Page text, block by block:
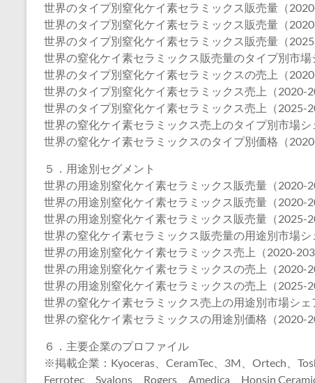
世界のタイプ別窒化ケイ素セラミックス販売量（
世界のタイプ別窒化ケイ素セラミックス販売量（
世界のタイプ別窒化ケイ素セラミックス販売量（
世界の窒化ケイ素セラミックス販売量のタイプ別市場
世界のタイプ別窒化ケイ素セラミックスの売上（
世界のタイプ別窒化ケイ素セラミックス売上（2020-
世界のタイプ別窒化ケイ素セラミックス売上（2025-
世界の窒化ケイ素セラミックス売上のタイプ別市場シ
世界の窒化ケイ素セラミックスのタイプ別価格（
５．用途別セグメント
世界の用途別窒化ケイ素セラミックス販売量（2020-
世界の用途別窒化ケイ素セラミックス販売量（2020-
世界の用途別窒化ケイ素セラミックス販売量（2025-
世界の窒化ケイ素セラミックス販売量の用途別市場シ
世界の用途別窒化ケイ素セラミックス売上（2020-
世界の用途別窒化ケイ素セラミックスの売上（2020-
世界の用途別窒化ケイ素セラミックスの売上（2025-
世界の窒化ケイ素セラミックス売上の用途別市場シェ
世界の窒化ケイ素セラミックスの用途別価格（2020-
６．主要企業のプロファイル
※掲載企業：Kyoceras、CeramTec、3M、Ortech、
Ferrotec、Syalons、Rogers、Amedica、Honsin